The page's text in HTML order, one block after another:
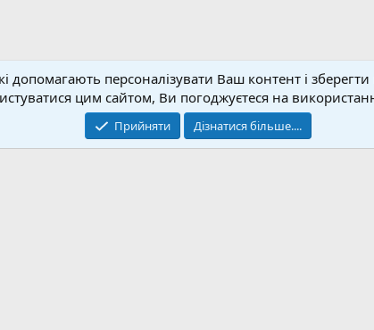
Зворотній зв'язок
© 2020-2026 FPVUA.ORG Розроблено:Magshifter
допомагають персоналізувати Ваш контент і
цим сайтом, Ви погоджуєтеся на
Прийняти Дізнатися більше....